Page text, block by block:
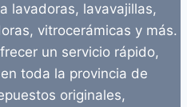
lavadoras, lavavajillas,
vitrocerámicas y más.
un servicio rápido,
toda la provincia de
originales,